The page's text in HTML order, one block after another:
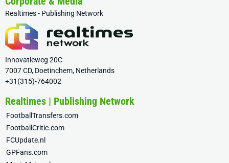
Realtimes - Publishing Network
Innovatieweg 20C
7007 CD, Doetinchem, Netherlands
+31(315)-764002
Realtimes | Publishing Network
FootballTransfers.com
FootballCritic.com
FCUpdate.nl
GPFans.com